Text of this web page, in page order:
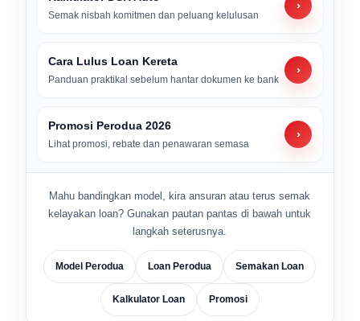
Semak nisbah komitmen dan peluang kelulusan
›
Cara Lulus Loan Kereta
Panduan praktikal sebelum hantar dokumen ke bank
›
Promosi Perodua 2026
Lihat promosi, rebate dan penawaran semasa
›
Mahu bandingkan model, kira ansuran atau terus semak
kelayakan loan? Gunakan pautan pantas di bawah untuk
langkah seterusnya.
Model Perodua Loan Perodua Semakan Loan
Kalkulator Loan Promosi